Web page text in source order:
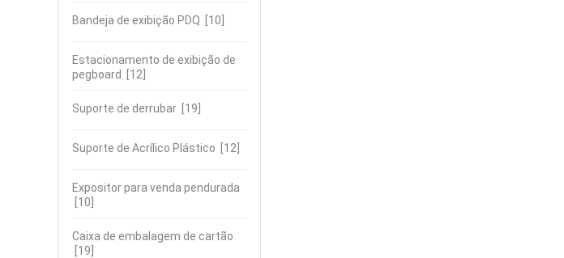
Bandeja de exibição PDQ [10]
Estacionamento de exibição de
pegboard
[12]
Suporte de derrubar [19]
Suporte de Acrílico Plástico [12]
Expositor para venda pendurada
[10]
Caixa de embalagem de cartão
[19]